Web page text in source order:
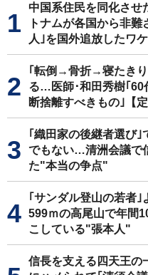
中国系住民を同化さ
トナムが各国から非
人｣を国外追放したワケ
｢転倒→骨折→寝たき
る…医師･和田秀樹｢60
断捨離すべきもの｣【
｢織田家の後継者選び｣
でもない…清洲会議で
た"本当の争点"
｢サンダル登山の若者
599ｍの高尾山で年間
こしている"張本人"
信長を支える四天王